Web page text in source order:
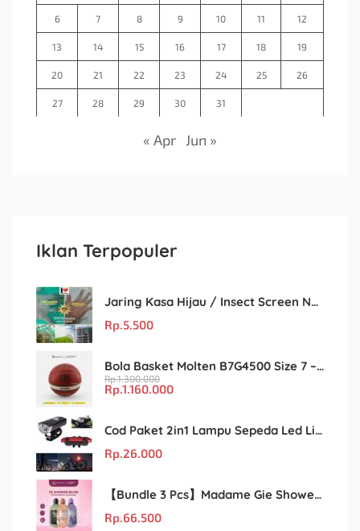
6 7 8 9 10 11 12
13 14 15 16 17 18 19
20 21 22 23 24 25 26
27 28 29 30 31
« Apr Jun »
Iklan Terpopuler
Jaring Kasa Hijau / Insect Screen Net – Kualitas Terjamin & Harga Eceran Terjangkau
Rp.5.500
Bola Basket Molten B7G4500 Size 7 – Resmi FIBA & IBL
Rp.1.300.000
Rp.1.160.000
Cod Paket 2in1 Lampu Sepeda Led Light Depan Dan Belakang Rechargeable
Rp.26.000
【Bundle 3 Pcs】Madame Gie Shower Glow – Solusi Perawatan Kulit dalam Satu Paket!
Rp.66.500